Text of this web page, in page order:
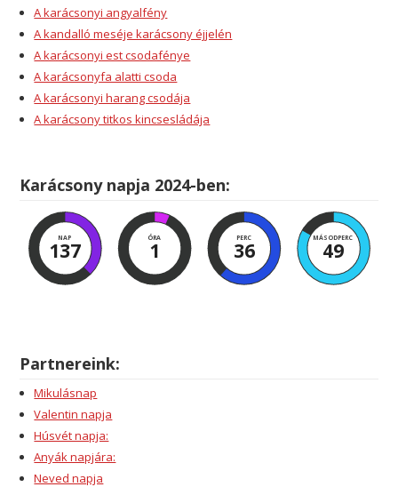
A karácsonyi angyalfény
A kandalló meséje karácsony éjjelén
A karácsonyi est csodafénye
A karácsonyfa alatti csoda
A karácsonyi harang csodája
A karácsony titkos kincsesládája
Karácsony napja 2024-ben:
NAP
137
ÓRA
1
PERC
36
MÁSODPERC
49
Partnereink:
Mikulásnap
Valentin napja
Húsvét napja:
Anyák napjára:
Neved napja